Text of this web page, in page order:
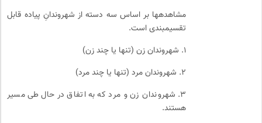
مشاهده­ها بر اساس سه دسته از شهروندانِ پیاده قابل
تقسیم­بندی است.
۱. شهروندان زن (تنها یا چند زن)
۲. شهروندان مرد (تنها یا چند مرد)
۳. شهروندان زن و مرد که به اتفاق در حال طی مسیر
هستند.